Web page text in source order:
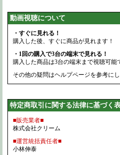
動画視聴について
・すぐに見れる！
購入した後、すぐに商品が見れます！
・1回の購入で3台の端末で見れる！
購入した商品は3台の端末まで視聴可能
その他の疑問はヘルプページを参考にし
特定商取引に関する法律に基づく
■販売業者■
株式会社クリーム
■運営統括責任者■
小林伸泰